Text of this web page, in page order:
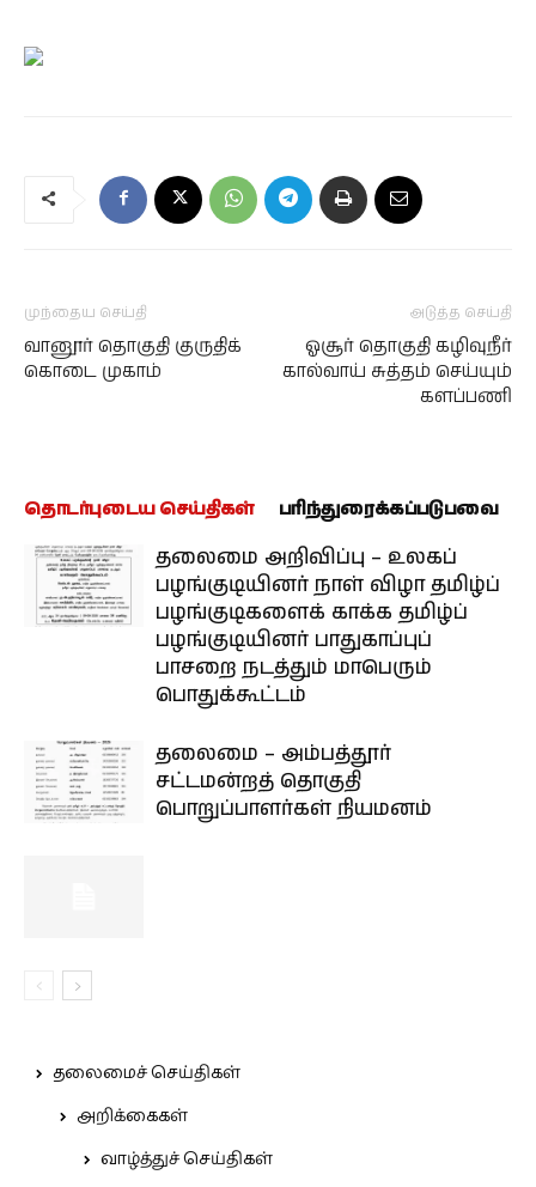
முந்தைய செய்தி
வானூர் தொகுதி குருதிக்
கொடை முகாம்
அடுத்த செய்தி
ஓசூர் தொகுதி கழிவுநீர்
கால்வாய் சுத்தம் செய்யும்
களப்பணி
தொடர்புடைய செய்திகள் பரிந்துரைக்கப்படுபவை
தலைமை அறிவிப்பு – உலகப்
பழங்குடியினர் நாள் விழா தமிழ்ப்
பழங்குடிகளைக் காக்க தமிழ்ப்
பழங்குடியினர் பாதுகாப்புப்
பாசறை நடத்தும் மாபெரும்
பொதுக்கூட்டம்
தலைமை – அம்பத்தூர்
சட்டமன்றத் தொகுதி
பொறுப்பாளர்கள் நியமனம்
தலைமைச் செய்திகள்
அறிக்கைகள்
வாழ்த்துச் செய்திகள்